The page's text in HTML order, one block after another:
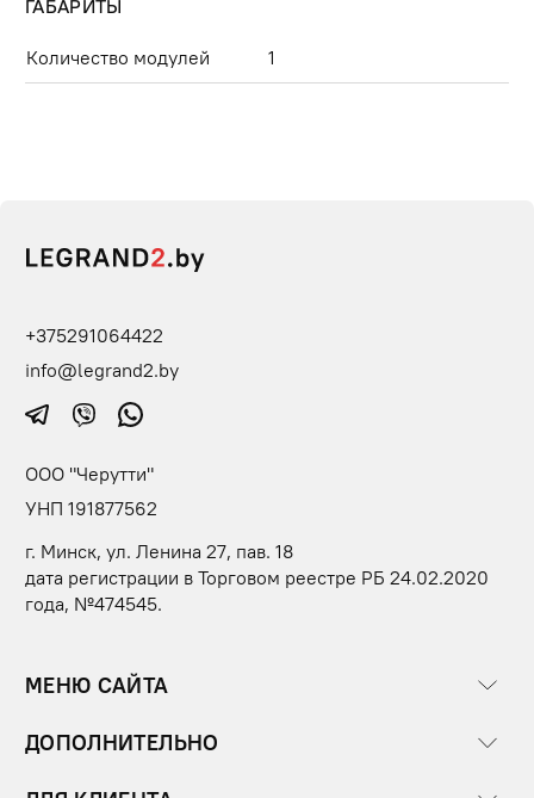
ГАБАРИТЫ
Количество модулей 1
+375291064422
info@legrand2.by
ООО "Черутти"
УНП 191877562
г. Минск, ул. Ленина 27, пав. 18
дата регистрации в Торговом реестре РБ 24.02.2020
года, №474545.
МЕНЮ САЙТА
ДОПОЛНИТЕЛЬНО